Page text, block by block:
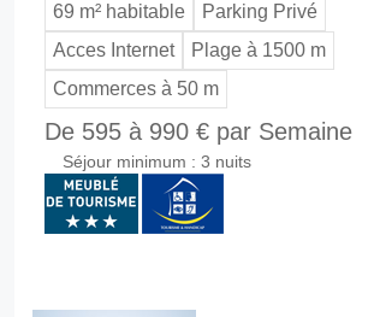
69 m² habitable
Parking Privé
Acces Internet
Plage à 1500 m
Commerces à 50 m
De 595 à 990 € par Semaine
Séjour minimum : 3 nuits